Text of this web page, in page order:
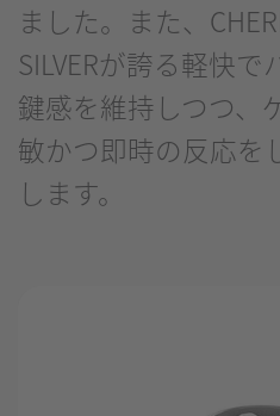
ました。また、
SILVERが誇る軽快
鍵感を維持しつつ、
敏かつ即時の反応を
します。